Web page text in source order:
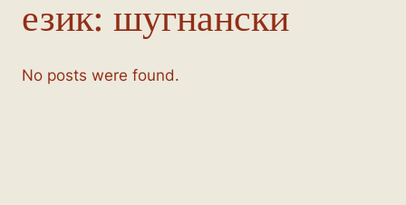
език: шугнански
No posts were found.